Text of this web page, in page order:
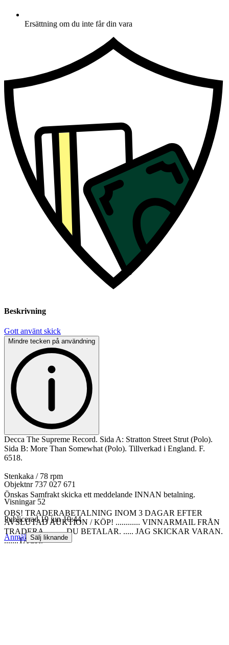
Ersättning om du inte får din vara
Beskrivning
Gott använt skick
Mindre tecken på användning
Decca The Supreme Record. Sida A: Stratton Street Strut (Polo).
Sida B: More Than Somewhat (Polo). Tillverkad i England. F.
6518.
Stenkaka / 78 rpm
Önskas Samfrakt skicka ett meddelande INNAN betalning.
OBS! TRADERABETALNING INOM 3 DAGAR EFTER
AVSLUTAD AUKTION / KÖP! ............ VINNARMAIL FRÅN
TRADERA. .........DU BETALAR. ..... JAG SKICKAR VARAN.
.......TACK.
Objektnr 737 027 671
Visningar 52
Publicerad 19 jun 10:44
Anmäl Sälj liknande